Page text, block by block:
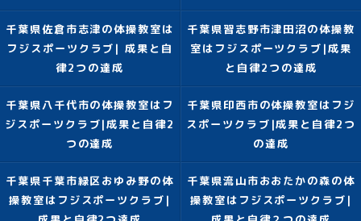
千葉県佐倉市志津の体操教室は
フジスポーツクラブ| 成果と自
律2つの達成
千葉県習志野市津田沼の体操教
室はフジスポーツクラブ|成果
と自律2つの達成
千葉県八千代市の体操教室はフ
ジスポーツクラブ|成果と自律2
つの達成
千葉県印西市の体操教室はフジ
スポーツクラブ|成果と自律2つ
の達成
千葉県千葉市緑区おゆみ野の体
操教室はフジスポーツクラブ|
千葉県流山市おおたかの森の体
操教室はフジスポーツクラブ|